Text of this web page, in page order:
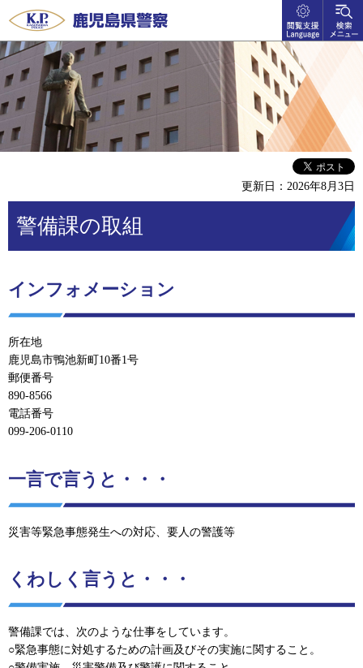
鹿児島県警察
閲覧支
援
language
検索メ
ニュー
更新日：2026年8月3日
警備課の取組
インフォメーション
所在地
鹿児島市鴨池新町10番1号
郵便番号
890-8566
電話番号
099-206-0110
一言で言うと・・・
災害等緊急事態発生への対応、要人の警護等
くわしく言うと・・・
警備課では、次のような仕事をしています。
○緊急事態に対処するための計画及びその実施に関すること。